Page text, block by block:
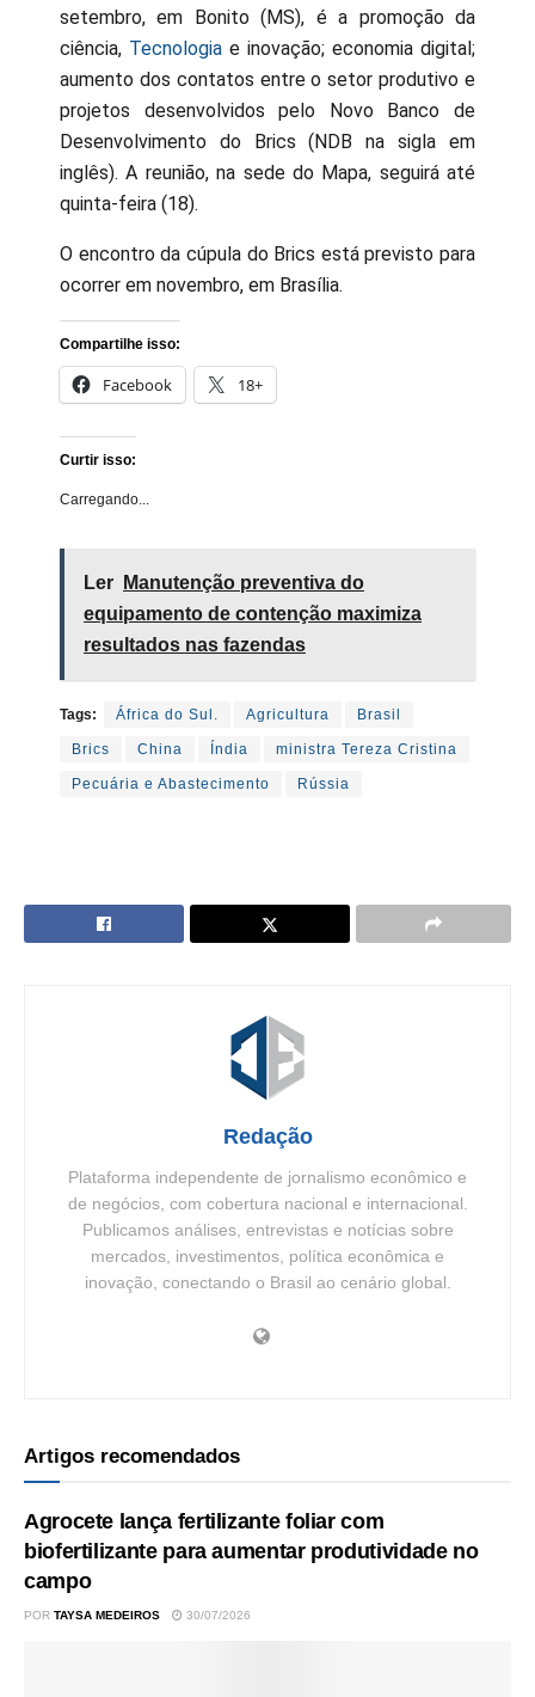
setembro, em Bonito (MS), é a promoção da
ciência, Tecnologia e inovação; economia digital;
aumento dos contatos entre o setor produtivo e
projetos desenvolvidos pelo Novo Banco de
Desenvolvimento do Brics (NDB na sigla em
inglês). A reunião, na sede do Mapa, seguirá até
quinta-feira (18).
O encontro da cúpula do Brics está previsto para
ocorrer em novembro, em Brasília.
Compartilhe isso:
Facebook 18+
Curtir isso:
Carregando...
Ler
Manutenção preventiva do
equipamento de contenção maximiza
resultados nas fazendas
Tags: África do Sul. Agricultura Brasil
Brics China Índia ministra Tereza Cristina
Pecuária e Abastecimento Rússia
Redação
Plataforma independente de jornalismo econômico e
de negócios, com cobertura nacional e internacional.
Publicamos análises, entrevistas e notícias sobre
mercados, investimentos, política econômica e
inovação, conectando o Brasil ao cenário global.
Artigos recomendados
Agrocete lança fertilizante foliar com
biofertilizante para aumentar produtividade no
campo
POR TAYSA MEDEIROS 30/07/2026